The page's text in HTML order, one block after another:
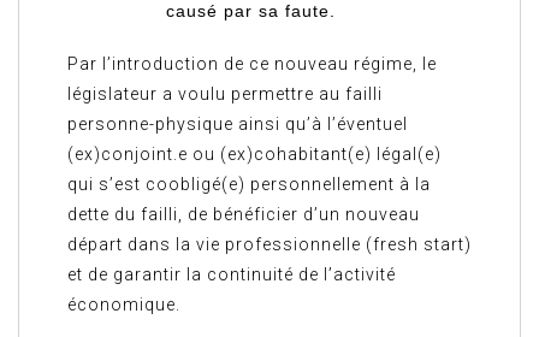
causé par sa faute.
Par l’introduction de ce nouveau régime, le
législateur a voulu permettre au failli
personne-physique ainsi qu’à l’éventuel
(ex)conjoint.e ou (ex)cohabitant(e) légal(e)
qui s’est coobligé(e) personnellement à la
dette du failli, de bénéficier d’un nouveau
départ dans la vie professionnelle (fresh start)
et de garantir la continuité de l’activité
économique.